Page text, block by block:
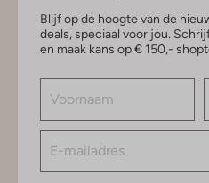
Blijf op de hoogte van de
deals, speciaal voor jou.
en maak kans op € 150,-